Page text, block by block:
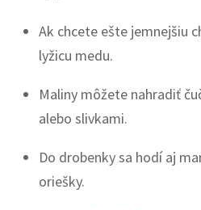
Ak chcete ešte jemnejšiu
lyžicu medu.
Maliny môžete nahradiť
alebo slivkami.
Do drobenky sa hodí aj
oriešky.